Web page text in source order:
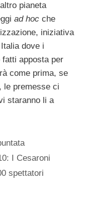
pianeta
ad hoc che
iniziativa
dove i
apposta per
come prima, se
le premesse ci
staranno li a
I Cesaroni
spettatori